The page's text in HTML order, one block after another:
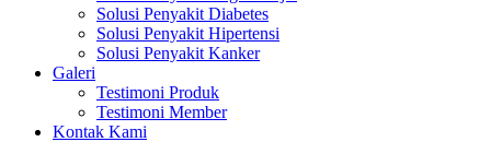
Solusi Penyakit Diabetes
Solusi Penyakit Hipertensi
Solusi Penyakit Kanker
Galeri
Testimoni Produk
Testimoni Member
Kontak Kami